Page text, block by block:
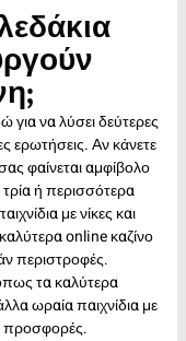
για να λύσει δεύτερες
ερωτήσεις. Αν κάνετε
φαίνεται αμφίβολο
ή περισσότερα
με νίκες και
online καζίνο
περιστροφές.
τα καλύτερα
ωραία παιχνίδια με
προσφορές.